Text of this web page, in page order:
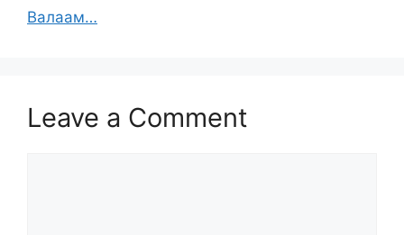
Валаам…
Leave a Comment